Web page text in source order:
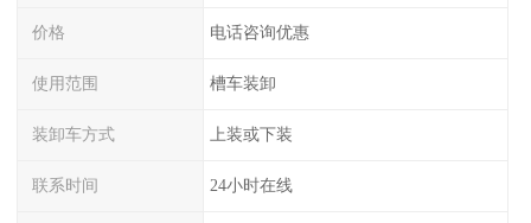
价格 电话咨询优惠
使用范围 槽车装卸
装卸车方式 上装或下装
联系时间 24小时在线